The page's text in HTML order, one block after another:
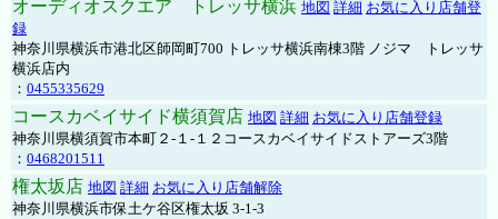
オーディオスクエア トレッサ横浜 地図 詳細 お気に入り店舗登
録
神奈川県横浜市港北区師岡町700 トレッサ横浜南棟3階 ノジマ トレッサ
横浜店内
： 0455335629
コースカベイサイド横須賀店 地図 詳細 お気に入り店舗登録
神奈川県横須賀市本町２-１-１２コースカベイサイドストアーズ3階
： 0468201511
権太坂店 地図 詳細 お気に入り店舗解除
神奈川県横浜市保土ケ谷区権太坂 3-1-3